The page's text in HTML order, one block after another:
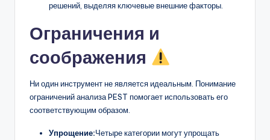
решений, выделяя ключевые внешние факторы.
Ограничения и
соображения
Ни один инструмент не является идеальным. Понимание
ограничений анализа PEST помогает использовать его
соответствующим образом.
Упрощение:Четыре категории могут упрощать